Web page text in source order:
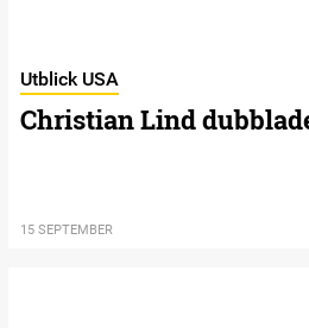
Utblick USA
Christian Lind
15 SEPTEMBER